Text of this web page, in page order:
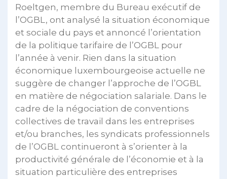
Roeltgen, membre du Bureau exécutif de
l’OGBL, ont analysé la situation économique
et sociale du pays et annoncé l’orientation
de la politique tarifaire de l’OGBL pour
l’année à venir. Rien dans la situation
économique luxembourgeoise actuelle ne
suggère de changer l’approche de l’OGBL
en matière de négociation salariale. Dans le
cadre de la négociation de conventions
collectives de travail dans les entreprises
et/ou branches, les syndicats professionnels
de l’OGBL continueront à s’orienter à la
productivité générale de l’économie et à la
situation particulière des entreprises